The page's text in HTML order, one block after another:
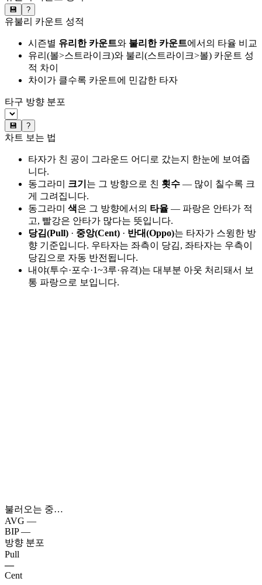
💾 ?
유불리 카운트 성적
시즌별 유리한 카운트와 불리한 카운트에서의 타율 비교
유리(볼>스트라이크)와 불리(스트라이크>볼) 카운트 성
적 차이
차이가 클수록 카운트에 민감한 타자
타구 방향 분포
💾 ?
차트 보는 법
타자가 친 공이 그라운드 어디로 갔는지 한눈에 보여줍
니다.
동그라미 크기 는 그 방향으로 친 횟수 — 많이 칠수록 크
게 그려집니다.
동그라미 색은 그 방향에서의 타율 — 파랑은 안타가 적
고, 빨강은 안타가 많다는 뜻입니다.
당김(Pull) · 중앙(Cent) · 반대(Oppo)는 타자가 스윙한 방
향 기준입니다. 우타자는 좌측이 당김, 좌타자는 우측이
당김으로 자동 반전됩니다.
내야(투수·포수·1~3루·유격)는 대부분 아웃 처리돼서 보
통 파랑으로 보입니다.
불러오는 중…
AVG —
BIP —
방향 분포
Pull
—
Cent